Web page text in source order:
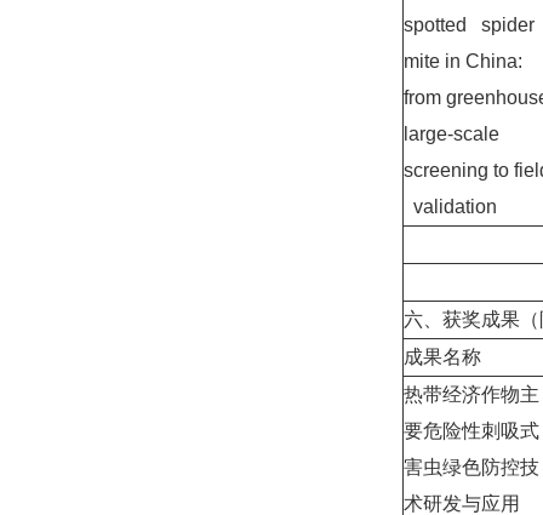
spotted spider
mite in China:
from
large-scale
screening to
validation
六、获奖成果（
成果名称
热带经济作物主
要危险性刺吸式
害虫绿色防控技
术研发与应用